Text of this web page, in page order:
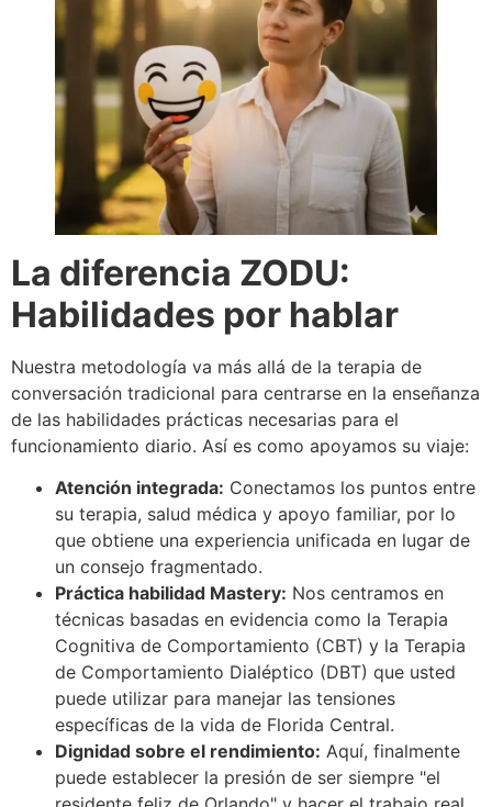
La diferencia ZODU:
Habilidades por hablar
Nuestra metodología va más allá de la terapia de
conversación tradicional para centrarse en la enseñanza
de las habilidades prácticas necesarias para el
funcionamiento diario. Así es como apoyamos su viaje:
Atención integrada: Conectamos los puntos entre
su terapia, salud médica y apoyo familiar, por lo
que obtiene una experiencia unificada en lugar de
un consejo fragmentado.
Práctica habilidad Mastery: Nos centramos en
técnicas basadas en evidencia como la Terapia
Cognitiva de Comportamiento (CBT) y la Terapia
de Comportamiento Dialéptico (DBT) que usted
puede utilizar para manejar las tensiones
específicas de la vida de Florida Central.
Dignidad sobre el rendimiento: Aquí, finalmente
puede establecer la presión de ser siempre "el